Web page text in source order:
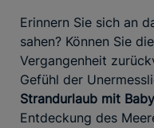
Erinnern Sie sich an
sahen? Können Sie
Vergangenheit
Gefühl der
Strandurlaub mit
Entdeckung des